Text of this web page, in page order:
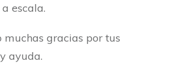
escala.
muchas gracias por tus
ayuda.